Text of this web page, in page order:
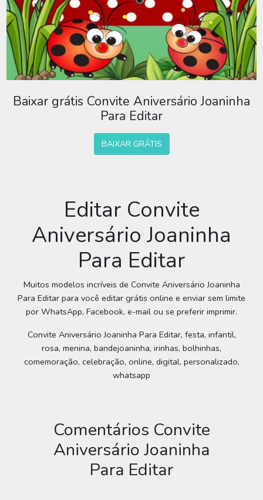
Baixar grátis Convite Aniversário Joaninha
Para Editar
BAIXAR GRÁTIS
Editar Convite
Aniversário Joaninha
Para Editar
Muitos modelos incríveis de Convite Aniversário Joaninha
Para Editar para você editar grátis online e enviar sem limite
por WhatsApp, Facebook, e-mail ou se preferir imprimir.
Convite Aniversário Joaninha Para Editar, festa, infantil,
rosa, menina, bandejoaninha, irinhas, bolhinhas,
comemoração, celebração, online, digital, personalizado,
whatsapp
Comentários Convite
Aniversário Joaninha
Para Editar